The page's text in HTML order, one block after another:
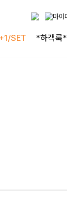
SET *하객룩*
을 빛내는
정석